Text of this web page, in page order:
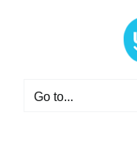
Go to...